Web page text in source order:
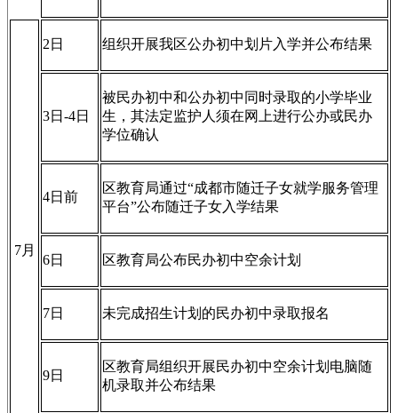
7月
2日 组织开展我区公办初中划片入学并公布结果
3日-4日
被民办初中和公办初中同时录取的小学毕业
生，其法定监护人须在网上进行公办或民办
学位确认
4日前
区教育局通过“成都市随迁子女就学服务管理
平台”公布随迁子女入学结果
6日 区教育局公布民办初中空余计划
7日 未完成招生计划的民办初中录取报名
9日
区教育局组织开展民办初中空余计划电脑随
机录取并公布结果